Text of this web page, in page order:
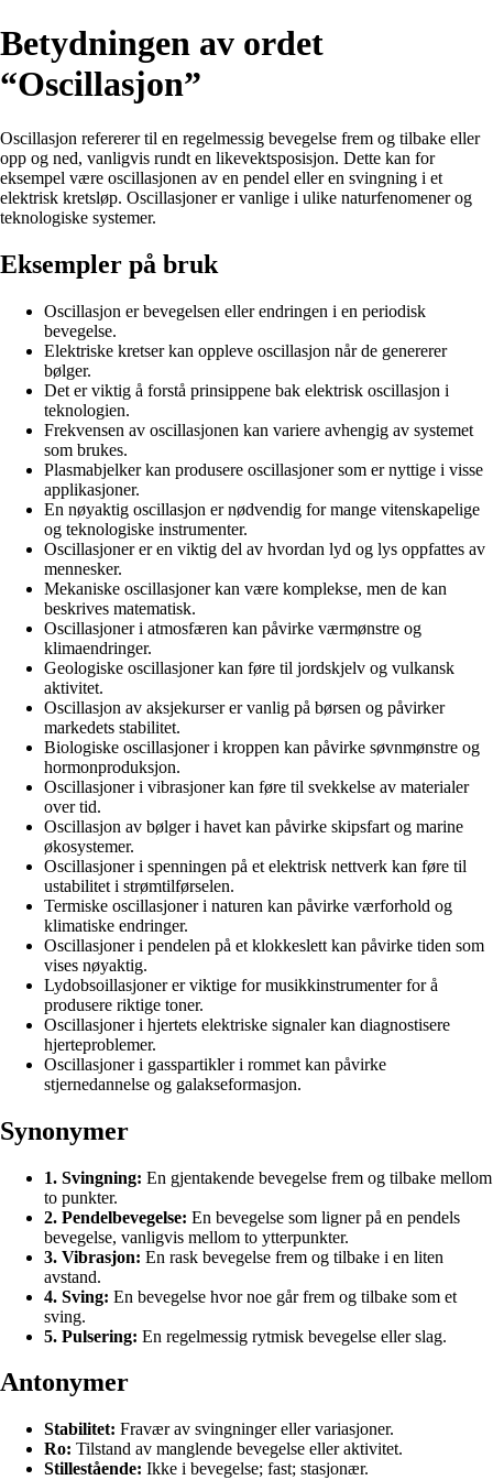
Betydningen av ordet
“Oscillasjon”
Oscillasjon refererer til en regelmessig bevegelse frem og tilbake eller
opp og ned, vanligvis rundt en likevektsposisjon. Dette kan for
eksempel være oscillasjonen av en pendel eller en svingning i et
elektrisk kretsløp. Oscillasjoner er vanlige i ulike naturfenomener og
teknologiske systemer.
Eksempler på bruk
Oscillasjon er bevegelsen eller endringen i en periodisk
bevegelse.
Elektriske kretser kan oppleve oscillasjon når de genererer
bølger.
Det er viktig å forstå prinsippene bak elektrisk oscillasjon i
teknologien.
Frekvensen av oscillasjonen kan variere avhengig av systemet
som brukes.
Plasmabjelker kan produsere oscillasjoner som er nyttige i visse
applikasjoner.
En nøyaktig oscillasjon er nødvendig for mange vitenskapelige
og teknologiske instrumenter.
Oscillasjoner er en viktig del av hvordan lyd og lys oppfattes av
mennesker.
Mekaniske oscillasjoner kan være komplekse, men de kan
beskrives matematisk.
Oscillasjoner i atmosfæren kan påvirke værmønstre og
klimaendringer.
Geologiske oscillasjoner kan føre til jordskjelv og vulkansk
aktivitet.
Oscillasjon av aksjekurser er vanlig på børsen og påvirker
markedets stabilitet.
Biologiske oscillasjoner i kroppen kan påvirke søvnmønstre og
hormonproduksjon.
Oscillasjoner i vibrasjoner kan føre til svekkelse av materialer
over tid.
Oscillasjon av bølger i havet kan påvirke skipsfart og marine
økosystemer.
Oscillasjoner i spenningen på et elektrisk nettverk kan føre til
ustabilitet i strømtilførselen.
Termiske oscillasjoner i naturen kan påvirke værforhold og
klimatiske endringer.
Oscillasjoner i pendelen på et klokkeslett kan påvirke tiden som
vises nøyaktig.
Lydobsoillasjoner er viktige for musikkinstrumenter for å
produsere riktige toner.
Oscillasjoner i hjertets elektriske signaler kan diagnostisere
hjerteproblemer.
Oscillasjoner i gasspartikler i rommet kan påvirke
stjernedannelse og galakseformasjon.
Synonymer
1. Svingning: En gjentakende bevegelse frem og tilbake mellom
to punkter.
2. Pendelbevegelse: En bevegelse som ligner på en pendels
bevegelse, vanligvis mellom to ytterpunkter.
3. Vibrasjon: En rask bevegelse frem og tilbake i en liten
avstand.
4. Sving: En bevegelse hvor noe går frem og tilbake som et
sving.
5. Pulsering: En regelmessig rytmisk bevegelse eller slag.
Antonymer
Stabilitet: Fravær av svingninger eller variasjoner.
Ro: Tilstand av manglende bevegelse eller aktivitet.
Stillestående: Ikke i bevegelse; fast; stasjonær.